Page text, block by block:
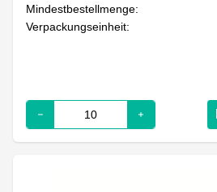
Mindestbestellmenge:
Verpackungseinheit: